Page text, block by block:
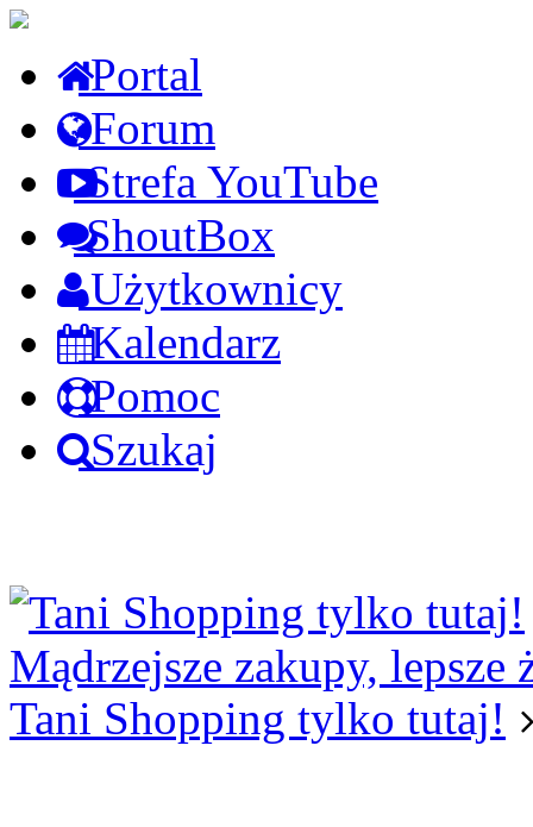
Portal
Forum
Strefa YouTube
ShoutBox
Użytkownicy
Kalendarz
Pomoc
Szukaj
Mądrzejsze zakupy, lepsze
Tani Shopping tylko tutaj!